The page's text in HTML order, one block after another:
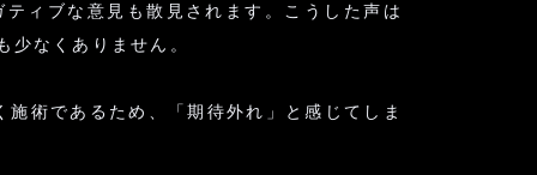
ィブな意見も散見されます。こうした声は
なくありません。
術であるため、「期待外れ」と感じてしま